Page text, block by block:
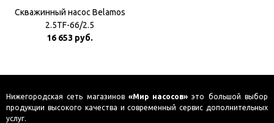
Скважинный насос Belamos
2.5TF-66/2.5
16 653 руб.
Нижегородская сеть магазинов «Мир насосов» это большой выбор
продукции высокого качества и современный сервис дополнительных
услуг.